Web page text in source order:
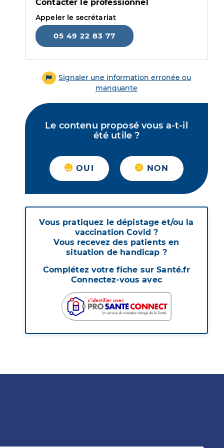
Contacter le professionnel
Appeler le secrétariat
05 49 22 83 77
Signaler une information erronée ou
manquante
Le contenu proposé vous a-t-il
été utile ?
OUI NON
Vous pratiquez le dépistage et/ou la
vaccination Covid ?
Vous recevez des patients en
situation de handicap ?
Complétez votre fiche sur Santé.fr
Connectez-vous avec